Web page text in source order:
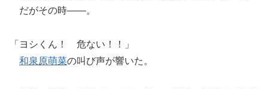
だがその時――。
「ヨシくん！ 危ない！！」
和泉原萌菜の叫び声が響いた。